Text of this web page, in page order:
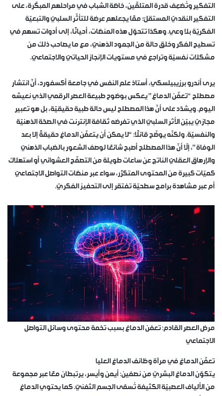
التفكير وتُضعِف قدرة المتلقّين، خاصّة الشباب في مراحلهم المبكّرة، على
التفكير النقديّ المستقلّ؛ ممَّا يجعلهم عرضة للتأثّر السلبيّ والتبعيّة
الفكريّة بلا وعي. وهكذا تتحوّل هذه المنصّات، أحيانًا، إلى أدوات تسهم في
تسطيح الفكر وخلق حالة من الجمود الذهنيّ، مع ما يصاحب ذلك من
مشكلات نفسيّة وتراجع في مستويات الإنجاز الحياتيّ والاجتماعيّ.
يرى أندرو برزيبيلسكي، أستاذ علم النفس في جامعة أكسفورد، أنّ انتشار
مصطلح “تعفّن الدماغ” يعكس بوضوح طبيعة العصر الرقمي الذي نعيشه
اليوم. ويشدّد على أنّ هذا المصطلح ليس حالة طبية حقيقيّة، بل هو تعبير
مجازيّ يبيّن الأثر السلبيّ الذي تفرضه ثقافة الإنترنت في الصحّة الذهنيّة
والنفسيّة. ولكنّه يوضّح قائلًا: “لا يمكن أن يتعفّن الدماغ حقيقةً إلا بعد
الوفاة”، إلّا أنّ هذا المصطلح أصبح شائعًا لوصف الشعور بالضباب الذهنيّ
والإرهاق العقليّ الناتج عن ساعات طويلة من التصفّح العشوائي أو استهلاك
كميّات كبيرة من المحتوى المتكرِّر، سواء عبر منصّات التواصل الاجتماعيّ
أم عبر مشاهدة برامج سطحيّة تفتقر إلى التحفيز الفكريّ.
مرض العصر القادم: تعفن الدماغ بسبب تخمة محتوى وسائل التواصل
الاجتماعي
تعفّن الدماغ في مرآة وظائف الدماغ العليا
يتكوّن الدماغ البشريّ من نصفين: أيمن وأيسر، يرتبطان معًا عبر مجموعة
من الألياف العصبيّة الكثيفة تُسمّى الجسم الثفنيّ. كما يحتوي الدماغ